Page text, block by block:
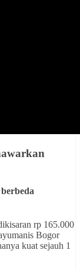
rp 165.000
Bogor
kuat sejauh 1